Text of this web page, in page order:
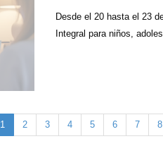
Desde el 20 hasta el 23
Integral para niños,
1 2 3 4 5 6 7 8